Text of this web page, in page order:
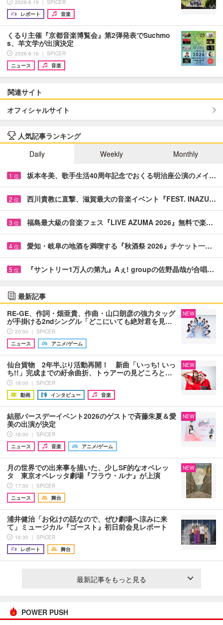
2026.6.19 ｜ SPICER
レポート
音楽
くるり主催『京都音楽博覧会』第2弾発表でSuchmo
s、羊文学が出演決定
2026.6.16 ｜ SPICER
ニュース
音楽
関連サイト
オフィシャルサイト
人気記事ランキング
Daily
Weekly Monthly
1 位 坂本冬美、歌手生活40周年記念でおくる明治座公演のメイ…
2 位 西川貴教に直撃、滋賀最大の音楽イベント『FEST. INAZU…
3 位 福島最大級の音楽フェス『LIVE AZUMA 2026』無料で楽…
4 位 愛知・岐阜の地酒を満喫する『秋酒祭 2026』チケット一…
5 位 『サントリー1万人の第九』Aぇ! groupの佐野晶哉が合唱…
最新記事
RE-GE、作詞・畑亜貴、作曲・山口朗彦の強力タッグ
が手掛ける2ndシングル「どこにいても絶対君を見…
20:00 ｜ SPICER
ニュース
アニメ/ゲーム
NEW
仙台貨物 2年半ぶり活動再開！ 新曲「いっち! いっ
ち!!」完成までの紆余曲折、トゥアーの見どころと…
18:00 ｜ SPICER
動画
インタビュー 音楽
NEW
結那バースデーイベント2026のゲストで斉藤朱夏＆愛
美の出演が決定
18:00 ｜ SPICER
ニュース
音楽 アニメ/ゲーム
NEW
月の世界での出来事を描いた、少しSF的なオペレッ
タ 東京オペレッタ劇場『フラウ・ルナ』が上演
17:00 ｜ SPICER
ニュース
舞台
NEW
浦井健治「お化けの話なので、ぜひ劇場へ涼みに来
て」ミュージカル『ゴースト』初日前会見レポート
16:30 ｜ SPICER
レポート
舞台
最新記事をもっと見る
POWER PUSH